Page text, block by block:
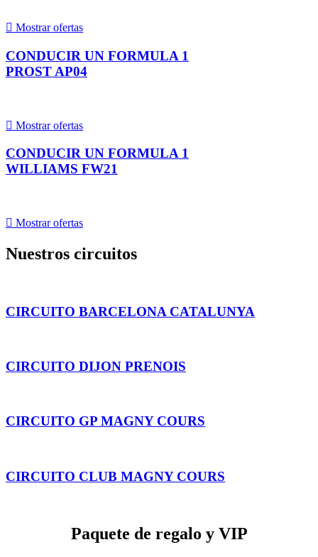
 Mostrar ofertas
CONDUCIR UN FORMULA 1
PROST AP04
 Mostrar ofertas
CONDUCIR UN FORMULA 1
WILLIAMS FW21
 Mostrar ofertas
Nuestros circuitos
CIRCUITO BARCELONA CATALUNYA
CIRCUITO DIJON PRENOIS
CIRCUITO GP MAGNY COURS
CIRCUITO CLUB MAGNY COURS
Paquete de regalo y VIP